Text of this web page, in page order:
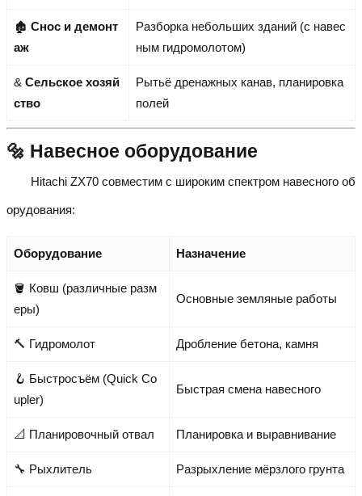
🏚️ Снос и демонт
аж
Разборка небольших зданий (с навес
ным гидромолотом)
& Сельское хозяй
ство
Рытьё дренажных канав, планировка
полей
🔩 Навесное оборудование
Hitachi ZX70 совместим с широким спектром навесного об
орудования:
Оборудование Назначение
🪣 Ковш (различные разм
еры)
Основные земляные работы
🔨 Гидромолот Дробление бетона, камня
🪝 Быстросъём (Quick Co
upler)
Быстрая смена навесного
📐 Планировочный отвал Планировка и выравнивание
🔧 Рыхлитель Разрыхление мёрзлого грунта